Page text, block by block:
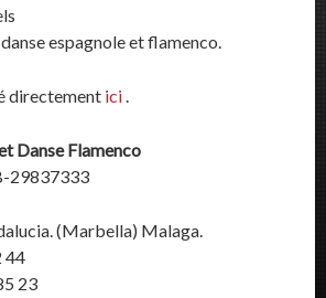
espagnole et flamenco.
directement ici.
Danse Flamenco
29837333
(Marbella) Malaga.
44
23